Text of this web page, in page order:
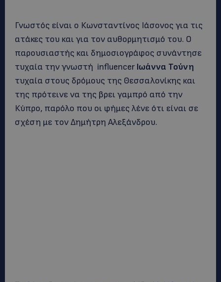
Γνωστός είναι ο Κωνσταντίνος Ιάσονος για τις
ατάκες του και για τον αυθορμητισμό του. Ο
παρουσιαστής και δημοσιογράφος συνάντησε
τυχαία την γνωστή influencer Ιωάννα Τούνη
τυχαία στους δρόμους της Θεσσαλονίκης και
της πρότεινε να της βρει γαμπρό από την
Κύπρο, παρόλο που οι φήμες λένε ότι είναι σε
σχέση με τον Δημήτρη Αλεξάνδρου.